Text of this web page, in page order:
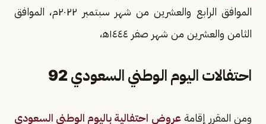
الموافق الرابع والعشرين من شهر سبتمبر ٢٠٢٢م، الموافق
الثامن والعشرين من شهر صفر ١٤٤٤ه‍،
احتفالات اليوم الوطني السعودي 92
ومن المقرر إقامةعروض احتفالية باليوم الوطني السعودي